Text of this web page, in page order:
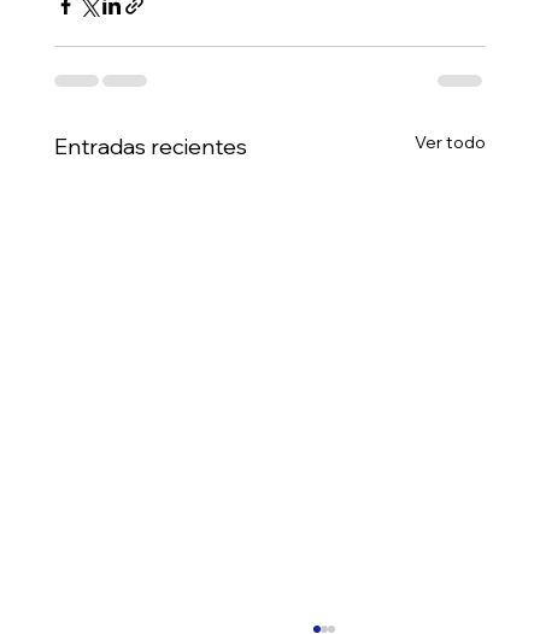
Entradas recientes Ver todo